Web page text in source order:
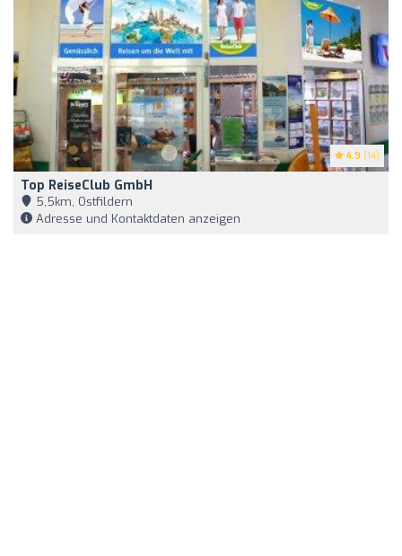
4.9 (14)
Top ReiseClub GmbH
5,5km, Ostfildern
Adresse und Kontaktdaten anzeigen